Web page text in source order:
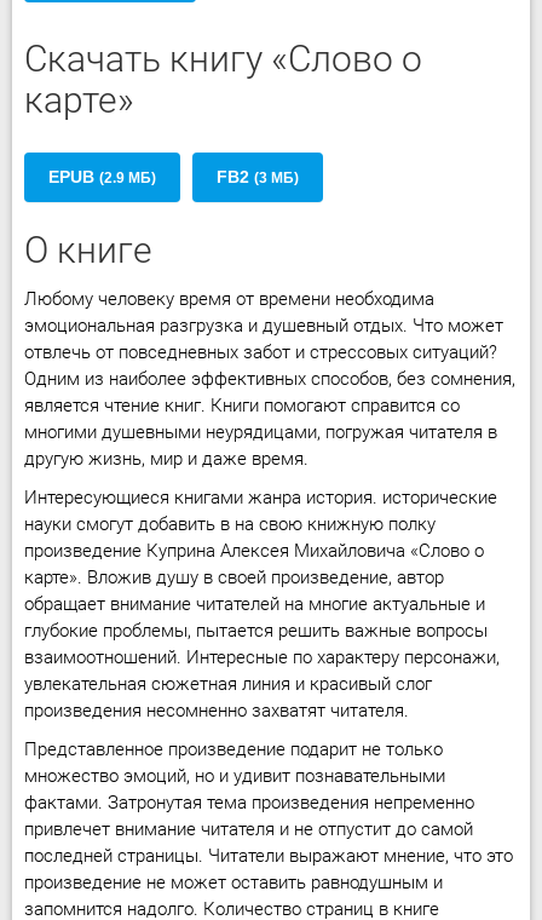
Скачать книгу «Слово о
карте»
EPUB (2.9 МБ) FB2 (3 МБ)
О книге
Любому человеку время от времени необходима
эмоциональная разгрузка и душевный отдых. Что может
отвлечь от повседневных забот и стрессовых ситуаций?
Одним из наиболее эффективных способов, без сомнения,
является чтение книг. Книги помогают справится со
многими душевными неурядицами, погружая читателя в
другую жизнь, мир и даже время.
Интересующиеся книгами жанра история. исторические
науки смогут добавить в на свою книжную полку
произведение Куприна Алексея Михайловича «Слово о
карте». Вложив душу в своей произведение, автор
обращает внимание читателей на многие актуальные и
глубокие проблемы, пытается решить важные вопросы
взаимоотношений. Интересные по характеру персонажи,
увлекательная сюжетная линия и красивый слог
произведения несомненно захватят читателя.
Представленное произведение подарит не только
множество эмоций, но и удивит познавательными
фактами. Затронутая тема произведения непременно
привлечет внимание читателя и не отпустит до самой
последней страницы. Читатели выражают мнение, что это
произведение не может оставить равнодушным и
запомнится надолго. Количество страниц в книге